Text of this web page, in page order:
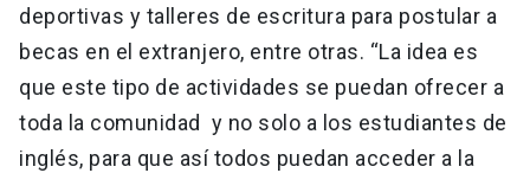
deportivas y talleres de escritura para postular a
becas en el extranjero, entre otras. “La idea es
que este tipo de actividades se puedan ofrecer a
toda la comunidad y no solo a los estudiantes de
inglés, para que así todos puedan acceder a la